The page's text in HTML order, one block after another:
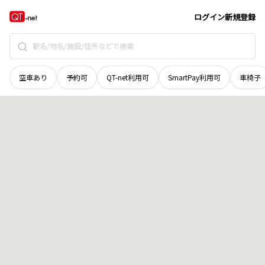
ログイン新規登録
空車あり 予約可 QT-net利用可 SmartPay利用可 車椅子
京都府